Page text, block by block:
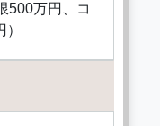
500万円、コ